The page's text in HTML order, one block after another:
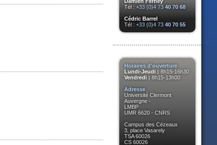
Tél : +33 (0)4 73 40 70 68
Cédric Barrel
Tél : +33 (0)4 73 40 70 55
Horaires d'ouverture
Lundi-Jeudi : 8h15-16h30
Vendredi : 8h15-13h00
Adresse
Université Clermont
Auvergne -
LMBP
UMR 6620 - CNRS
Campus des Cézeaux
3, place Vasarely
TSA 60026
CS 60026